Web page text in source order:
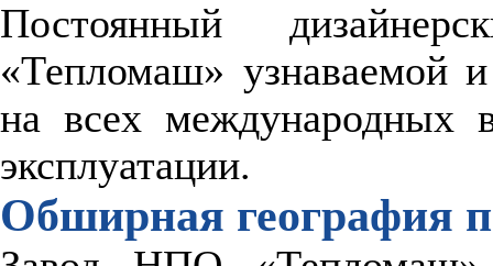
Постоянный
«Тепломаш» узнаваемой
на всех международных
эксплуатации.
Обширная география